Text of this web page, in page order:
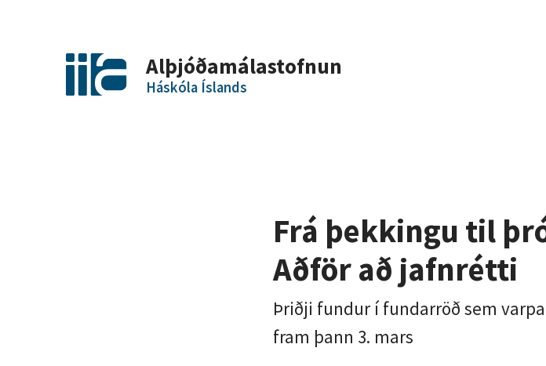
Alþjóðamálastofnun
Háskóla Íslands
Frá þekkingu til
Aðför að jafnrétti
Þriðji fundur í fundarröð sem
fram þann 3. mars